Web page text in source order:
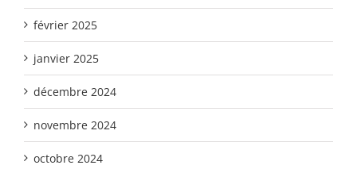
février 2025
janvier 2025
décembre 2024
novembre 2024
octobre 2024